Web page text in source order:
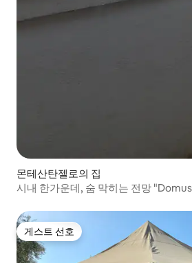
몬테산탄젤로의 집
시내 한가운데, 숨
게스트 선호
게스트 선호